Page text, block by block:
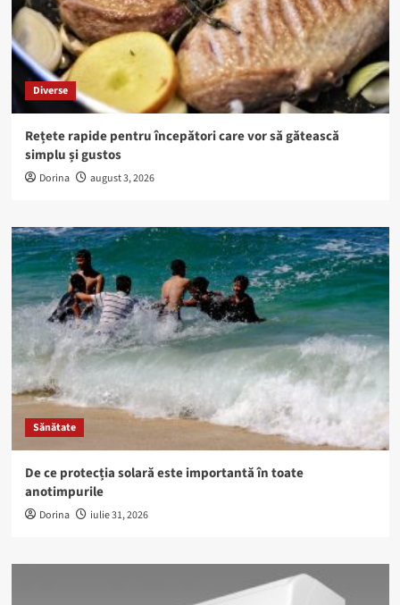
Diverse
Rețete rapide pentru începători care vor să gătească
simplu și gustos
Dorina august 3, 2026
Sănătate
De ce protecția solară este importantă în toate
anotimpurile
Dorina iulie 31, 2026